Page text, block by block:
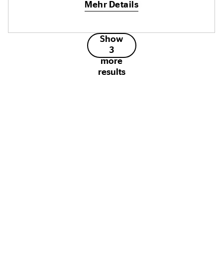
Mehr Details
Show
3
more
results